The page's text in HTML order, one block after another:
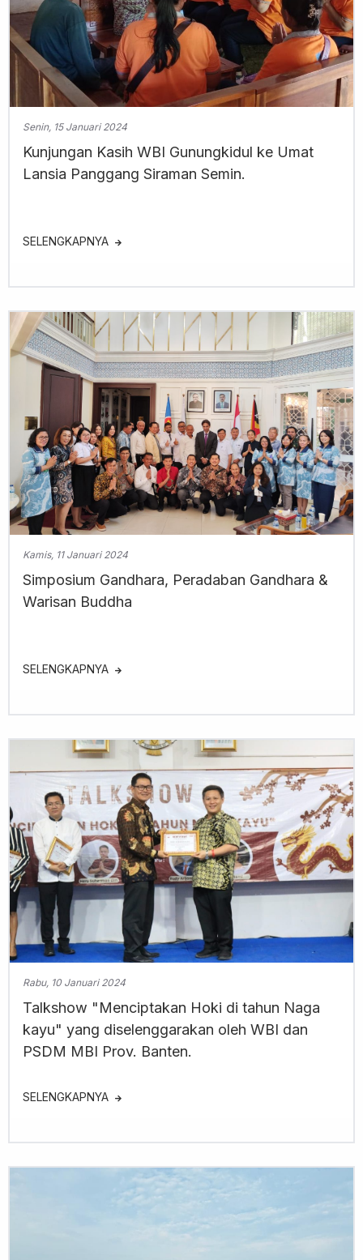
Senin, 15 Januari 2024
Kunjungan Kasih WBI Gunungkidul ke Umat
Lansia Panggang Siraman Semin.
SELENGKAPNYA
Kamis, 11 Januari 2024
Simposium Gandhara, Peradaban Gandhara &
Warisan Buddha
SELENGKAPNYA
Rabu, 10 Januari 2024
Talkshow "Menciptakan Hoki di tahun Naga
kayu" yang diselenggarakan oleh WBI dan
PSDM MBI Prov. Banten.
SELENGKAPNYA